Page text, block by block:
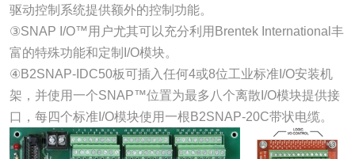
驱动控制系统提供额外的控制功能。
③SNAP I/O™用户尤其可以充分利用Brentek International丰
富的特殊功能和定制I/O模块。
④B2SNAP-IDC50板可插入任何4或8位工业标准I/O安装机
架，并使用一个SNAP™位置为最多八个离散I/O模块提供接
口，每四个标准I/O模块使用一根B2SNAP-20C带状电缆。